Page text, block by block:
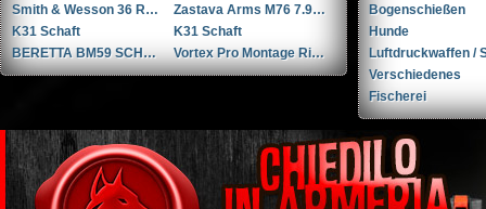
Smith & Wesson 36 RB .38 Spl.
Zastava Arms M76 7.92x57mm Mauser / 8mm Mauser / 8x57 JS
K31 Schaft
K31 Schaft
BERETTA BM59 SCHNELLFEUER GEWEHR
Vortex Pro Montage Ringen in 34mm
Bogenschießen
Hunde
Luftdruckwaffen /
Verschiedenes
Fischerei